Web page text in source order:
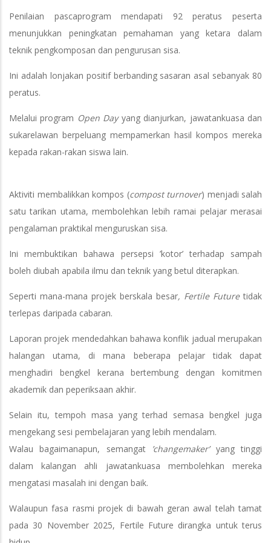
Penilaian pascaprogram mendapati 92 peratus peserta
menunjukkan peningkatan pemahaman yang ketara dalam
teknik pengkomposan dan pengurusan sisa.
Ini adalah lonjakan positif berbanding sasaran asal sebanyak 80
peratus.
Melalui program Open Day yang dianjurkan, jawatankuasa dan
sukarelawan berpeluang mempamerkan hasil kompos mereka
kepada rakan-rakan siswa lain.
Aktiviti membalikkan kompos (compost turnover) menjadi salah
satu tarikan utama, membolehkan lebih ramai pelajar merasai
pengalaman praktikal menguruskan sisa.
Ini membuktikan bahawa persepsi ’kotor’ terhadap sampah
boleh diubah apabila ilmu dan teknik yang betul diterapkan.
Seperti mana-mana projek berskala besar, Fertile Futuretidak
terlepas daripada cabaran.
Laporan projek mendedahkan bahawa konflik jadual merupakan
halangan utama, di mana beberapa pelajar tidak dapat
menghadiri bengkel kerana bertembung dengan komitmen
akademik dan peperiksaan akhir.
Selain itu, tempoh masa yang terhad semasa bengkel juga
mengekang sesi pembelajaran yang lebih mendalam.
Walau bagaimanapun, semangat ’changemaker’yang tinggi
dalam kalangan ahli jawatankuasa membolehkan mereka
mengatasi masalah ini dengan baik.
Walaupun fasa rasmi projek di bawah geran awal telah tamat
pada 30 November 2025, Fertile Future dirangka untuk terus